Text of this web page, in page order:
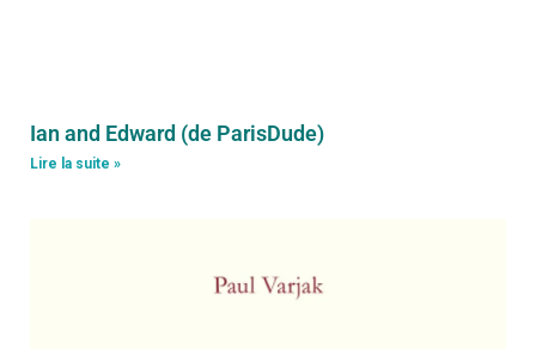
Ian and Edward (de ParisDude)
Lire la suite »